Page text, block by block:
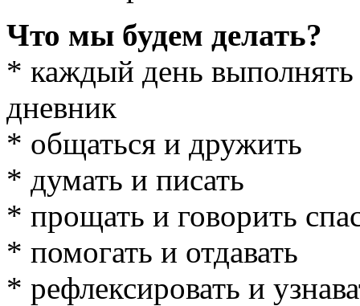
Что мы будем делать?
* каждый день выполнять
дневник
* общаться и дружить
* думать и писать
* прощать и говорить
* помогать и отдавать
* рефлексировать и